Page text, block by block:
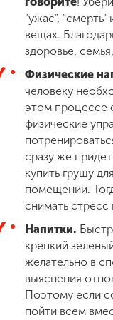
"ужас", "смерть"
вещах.
здоровье,
Физические
человеку
этом процессе
физические
сразу же
купить грушу
помещении.
снимать
Напитки.
крепкий
желательно в
выяснения
Поэтому если
пойти всем